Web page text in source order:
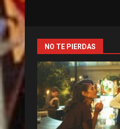
NO TE PIERDAS